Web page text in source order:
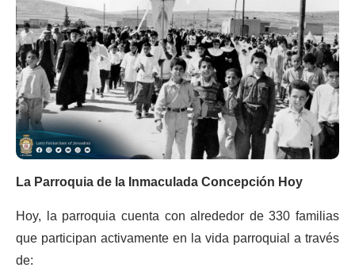
La Parroquia de la Inmaculada Concepción Hoy
Hoy, la parroquia cuenta con alrededor de 330 familias
que participan activamente en la vida parroquial a través
de: